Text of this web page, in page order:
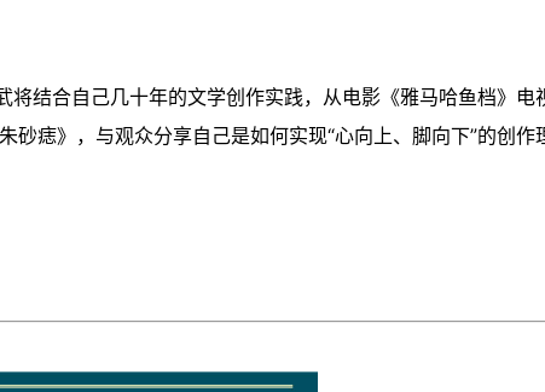
结合自己几十年的文学创作实践，从电影《雅马哈鱼档》电
砂痣》，与观众分享自己是如何实现“心向上、脚向下”的创作